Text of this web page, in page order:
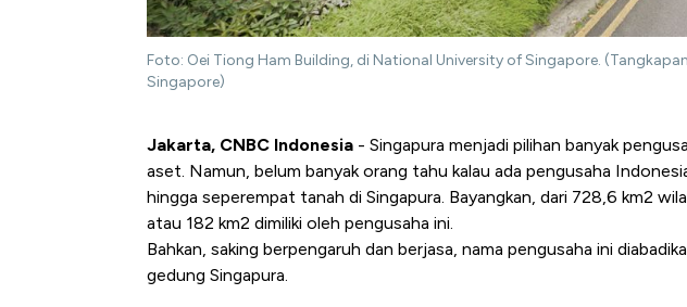
Foto: Oei Tiong Ham Building, di National University of Singapore.
Singapore)
Jakarta, CNBC Indonesia - Singapura menjadi pilihan banyak
aset. Namun, belum banyak orang tahu kalau ada pengusaha
hingga seperempat tanah di Singapura. Bayangkan, dari 728,6 km2
atau 182 km2 dimiliki oleh pengusaha ini.
Bahkan, saking berpengaruh dan berjasa, nama pengusaha ini
gedung Singapura.